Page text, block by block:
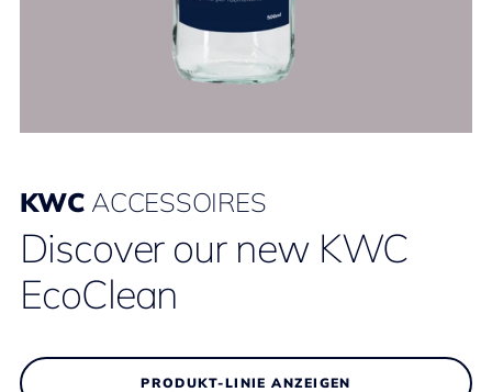
KWC ACCESSOIRES
Discover our new KWC
EcoClean
PRODUKT-LINIE ANZEIGEN